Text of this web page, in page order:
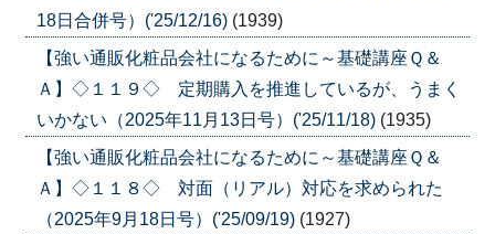
18日合併号）('25/12/16) (1939)
【強い通販化粧品会社になるために～基礎講座Ｑ＆
Ａ】◇１１９◇ 定期購入を推進しているが、うまく
いかない（2025年11月13日号）('25/11/18) (1935)
【強い通販化粧品会社になるために～基礎講座Ｑ＆
Ａ】◇１１８◇ 対面（リアル）対応を求められた
（2025年9月18日号）('25/09/19) (1927)